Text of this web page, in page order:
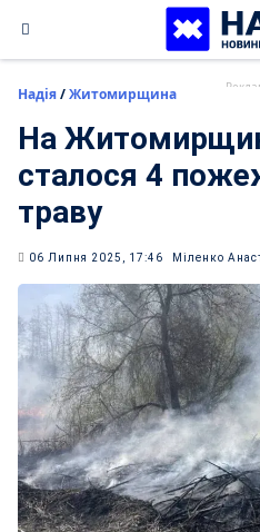
content
Надія/Житомирщина
На
сталося 4
траву
06 Липня 2025, 17:46 Міленко